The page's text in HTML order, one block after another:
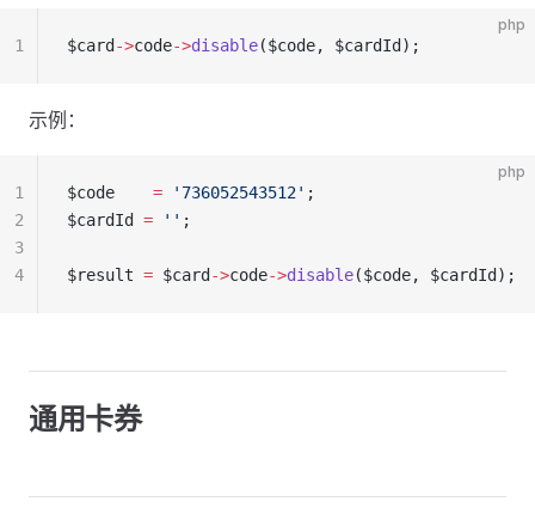
php
$card ->code->disable($code, $cardId);
1
示例：
php
$code = '736052543512' ;
$cardId = '' ;
$result = $card ->code->disable($code, $cardId);
1
2
3
4
通用卡券